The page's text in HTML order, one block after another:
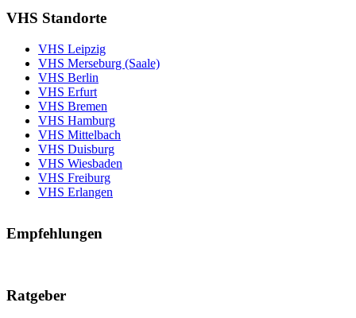
VHS Standorte
VHS Leipzig
VHS Merseburg (Saale)
VHS Berlin
VHS Erfurt
VHS Bremen
VHS Hamburg
VHS Mittelbach
VHS Duisburg
VHS Wiesbaden
VHS Freiburg
VHS Erlangen
Empfehlungen
Ratgeber